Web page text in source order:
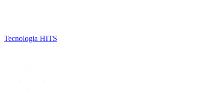
Tecnologia HITS